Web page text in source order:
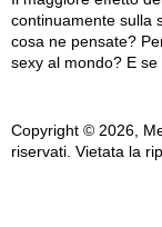
continuamente sulla
cosa ne pensate?
sexy al mondo? E
Copyright © 2026,
riservati. Vietata la